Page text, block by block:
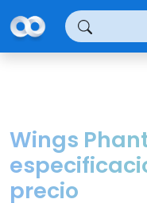
Wings
precio
Panel de gestión de